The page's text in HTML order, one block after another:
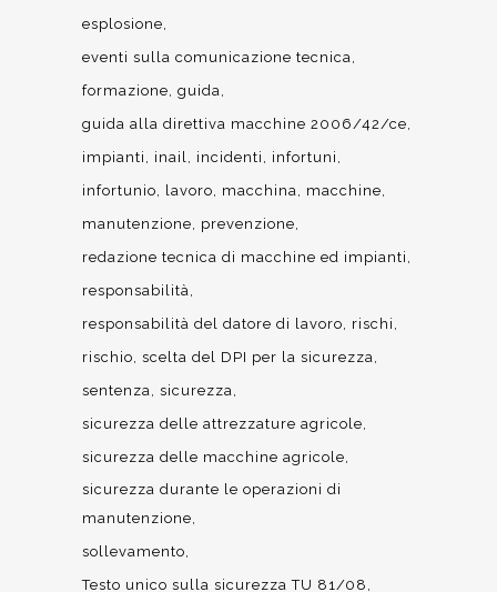
esplosione
eventi sulla comunicazione tecnica
formazione guida
guida alla direttiva macchine 2006/42/ce
impianti
inail incidenti
infortuni
infortunio
lavoro macchina
macchine
manutenzione
prevenzione
redazione tecnica di macchine ed impianti
responsabilità
responsabilità del datore di lavoro
rischi
rischio scelta del DPI per la sicurezza
sentenza sicurezza
sicurezza delle attrezzature agricole
sicurezza delle macchine agricole
sicurezza durante le operazioni di
manutenzione
sollevamento
Testo unico sulla sicurezza TU 81/08